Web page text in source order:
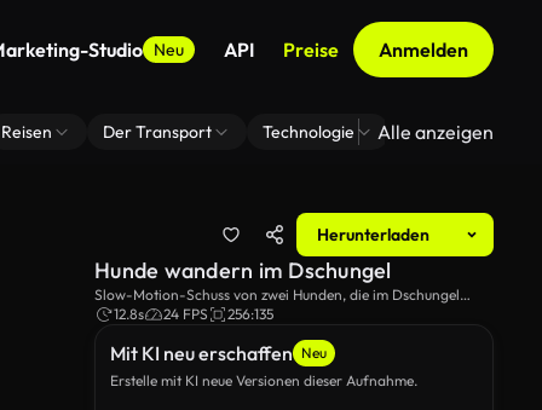
Studio Neu API Preise Anmelden
Reisen Der Transport Technologie Zoom Virtuelle
Alle anzeigen
Herunterladen
Mit KI neu erschaffen Neu
Erstelle mit KI neue Versionen dieser Aufnahme.
Hunde wandern im Dschungel
Slow-Motion-Schuss von zwei Hunden, die im Dschungel
laufen.
12.8s 24 FPS 256:135